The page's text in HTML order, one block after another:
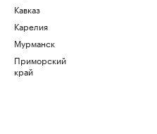
Кавказ
Карелия
Мурманск
Приморский
край